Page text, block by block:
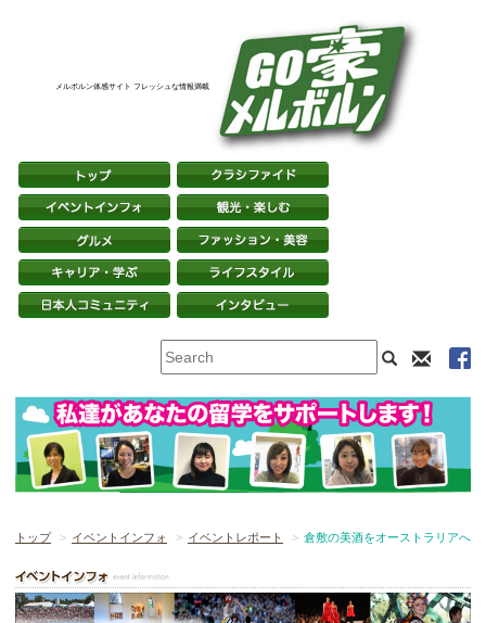
メルボルン体感サイト フレッシュな情報満載
トップ イベントインフォ イベントレポート 倉敷の美酒をオーストラリアへ